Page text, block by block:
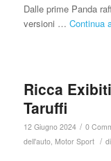
Dalle prime Panda
versioni … Continua
Ricca
Taruffi
12 Giugno 2024 / 0
dell'auto, Motor Sport / di